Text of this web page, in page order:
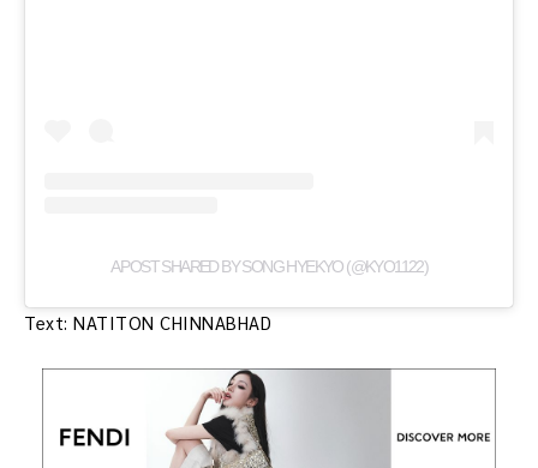
A POST SHARED BY SONG HYEKYO (@KYO1122)
Text: NATITON CHINNABHAD